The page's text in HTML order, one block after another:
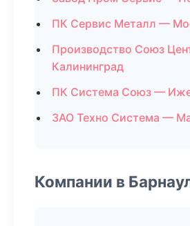
ПК Сервис Металл —
Производство Союз
Калининград
ПК Система Союз —
ЗАО Техно Система —
Компании в